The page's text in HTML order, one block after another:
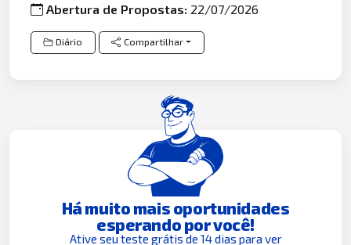
Abertura de Propostas: 22/07/2026
Diário Compartilhar
Há muito mais oportunidades
esperando por você!
Ative seu teste grátis de 14 dias para ver